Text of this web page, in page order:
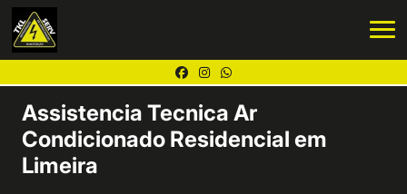
Assistencia Tecnica Ar
Condicionado Residencial em
Limeira